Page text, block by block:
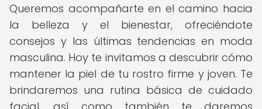
Queremos acompañarte en el camino hacia
la belleza y el bienestar, ofreciéndote
consejos y las últimas tendencias en moda
masculina. Hoy te invitamos a descubrir cómo
mantener la piel de tu rostro firme y joven. Te
brindaremos una rutina básica de cuidado